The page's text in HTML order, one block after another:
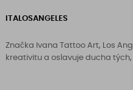
ITALOSANGELES
Značka Ivana Tattoo Art, Los
kreativitu a oslavuje ducha